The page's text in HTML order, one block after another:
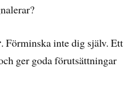
. Förminska inte dig själv. Ett
ger goda förutsättningar